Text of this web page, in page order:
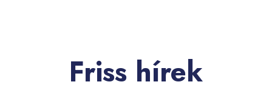
Friss hírek